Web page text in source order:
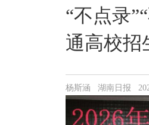
“不点录
通高校招
杨斯涵 湖南日报